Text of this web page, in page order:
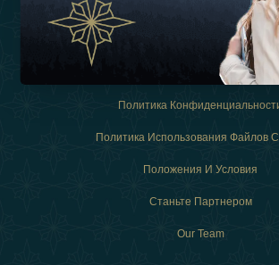
Связаться
Политика
Политика Использования Файлов
Положения И Условия
Станьте Партнером
Our Team